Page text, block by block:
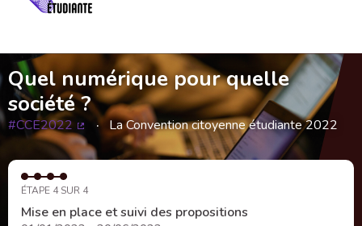
Quel numérique pour quelle
société ?
#CCE2022
(Lien externe)
La Convention citoyenne étudiante 2022
ÉTAPE 4 SUR 4
Mise en place et suivi des propositions